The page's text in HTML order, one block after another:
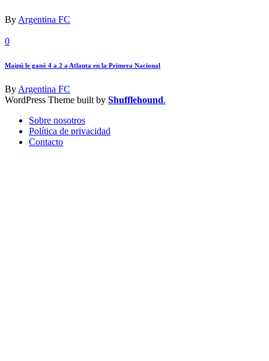
By Argentina FC
0
Maipú le ganó 4 a 2 a Atlanta en la Primera Nacional
By Argentina FC
WordPress Theme built by Shufflehound.
Sobre nosotros
Política de privacidad
Contacto